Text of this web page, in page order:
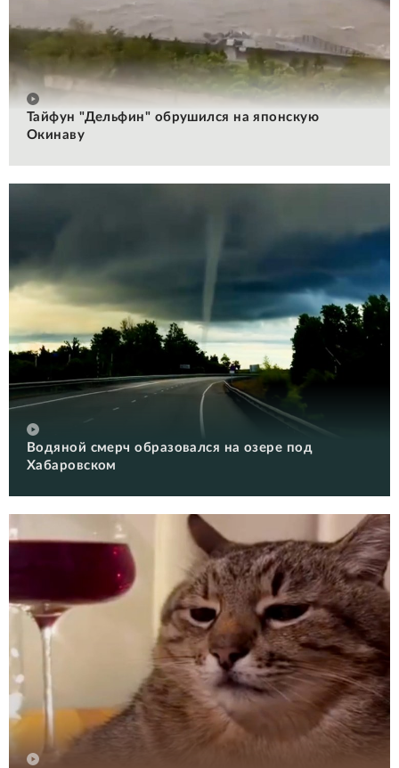
Тайфун "Дельфин" обрушился на японскую
Окинаву
Водяной смерч образовался на озере под
Хабаровском